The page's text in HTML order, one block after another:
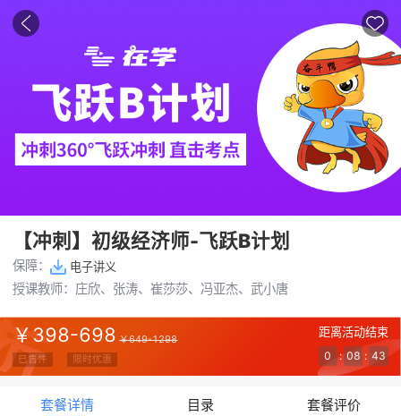
【冲刺】初级经济师-飞跃B计划
保障： 电子讲义
授课教师： 庄欣、 张涛、崔莎莎、 冯亚杰、武小唐
￥398-698 ￥649-1298
已售件 限时优惠
距离活动结束
0 : 08 : 42
套餐详情 目录 套餐评价